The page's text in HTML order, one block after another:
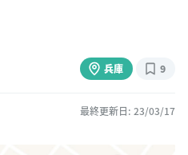
兵庫 9
最終更新日: 23/03/17